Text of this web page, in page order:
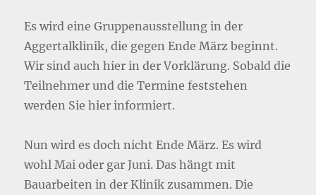
Es wird eine Gruppenausstellung in der
Aggertalklinik, die gegen Ende März beginnt.
Wir sind auch hier in der Vorklärung. Sobald die
Teilnehmer und die Termine feststehen
werden Sie hier informiert.
Nun wird es doch nicht Ende März. Es wird
wohl Mai oder gar Juni. Das hängt mit
Bauarbeiten in der Klinik zusammen. Die